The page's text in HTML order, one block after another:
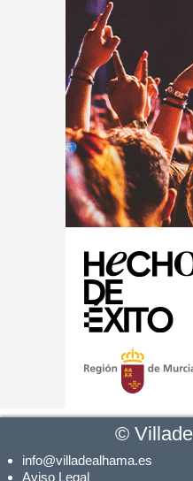
©
info@villadealhama.es
Aviso Legal